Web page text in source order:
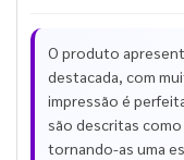
O produto
destacada, com
impressão é
são descritas
tornando-as uma